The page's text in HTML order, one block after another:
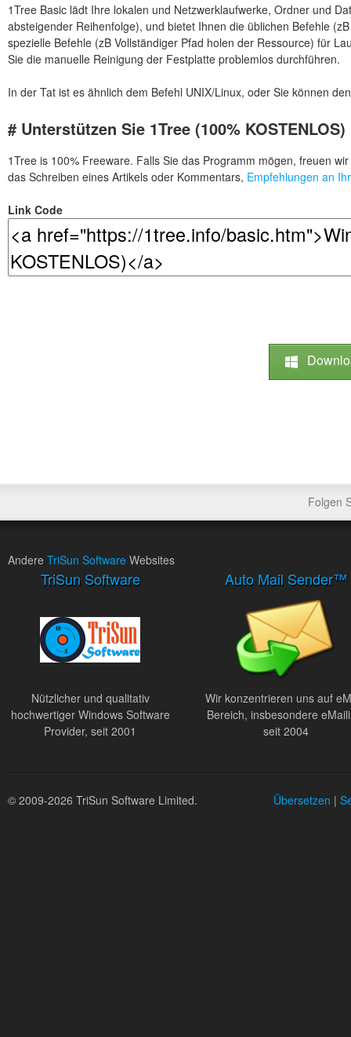
1Tree Basic lädt Ihre lokalen und Netzwerklaufwerke, Ordner und
absteigender Reihenfolge), und bietet Ihnen die üblichen Befehle
spezielle Befehle (zB Vollständiger Pfad holen der Ressource) für
Sie die manuelle Reinigung der Festplatte problemlos durchführen.
In der Tat ist es ähnlich dem Befehl UNIX/Linux, oder Sie können
# Unterstützen Sie 1Tree (100% KOSTENLOS)
1Tree is 100% Freeware. Falls Sie das Programm mögen, freuen
das Schreiben eines Artikels oder Kommentars, Empfehlungen an
Link Code
Andere TriSun Software Websites
TriSun Software
Nützlicher und qualitativ
hochwertiger Windows Software
Provider, seit 2001
Auto Mail Sender™
Wir konzentrieren uns auf
Bereich, insbesondere
seit 2004
Übersetzen |
© 2009-2026 TriSun Software Limited.